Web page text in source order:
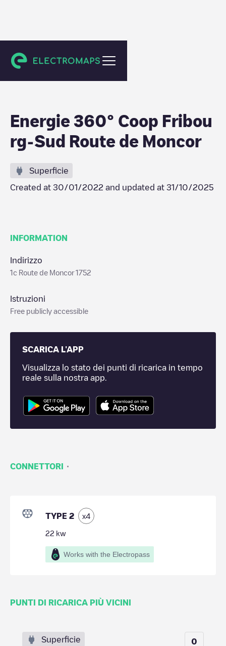
Villars-sur-Glâne
Energie 360° Coop Fribou
rg-Sud Route de Moncor
Superficie
Created at 30/01/2022 and updated at 31/10/2025
INFORMATION
Indirizzo
1c Route de Moncor 1752
Istruzioni
Free publicly accessible
SCARICA L'APP
Visualizza lo stato dei punti di ricarica in tempo
reale sulla nostra app.
CONNETTORI ·
TYPE 2 x4
22 kw
Works with the Electropass
PUNTI DI RICARICA PIÙ VICINI
Superficie 0